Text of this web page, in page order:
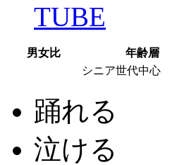
TUBE
男女比 年齢層
シニア世代中心
踊れる
泣ける